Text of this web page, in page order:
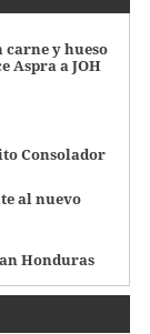
carne y hueso
Aspra a JOH
Consolador
al nuevo
Honduras